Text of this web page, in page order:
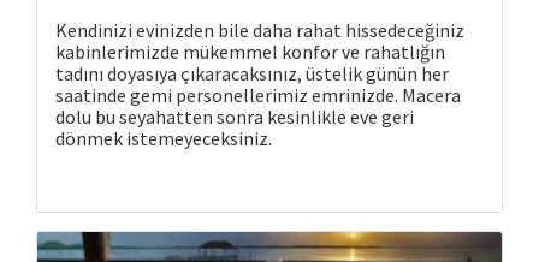
Kendinizi evinizden bile daha rahat hissedeceğiniz
kabinlerimizde mükemmel konfor ve rahatlığın
tadını doyasıya çıkaracaksınız, üstelik günün her
saatinde gemi personellerimiz emrinizde. Macera
dolu bu seyahatten sonra kesinlikle eve geri
dönmek istemeyeceksiniz.